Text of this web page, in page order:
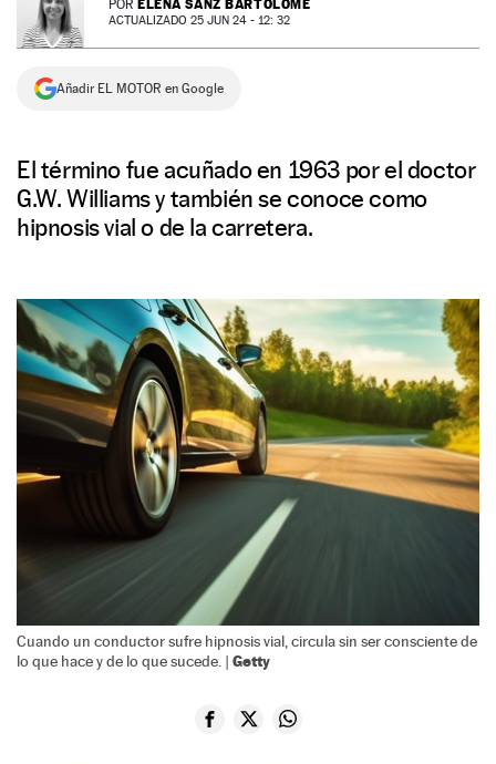
NEWSLETTER
SÍGUENOS
POR ELENA SANZ BARTOLOMÉ
ACTUALIZADO 25 JUN 24 - 12: 32
Añadir EL MOTOR en Google
El término fue acuñado en 1963 por el doctor
G.W. Williams y también se conoce como
hipnosis vial o de la carretera.
Cuando un conductor sufre hipnosis vial, circula sin ser consciente de
lo que hace y de lo que sucede. | Getty